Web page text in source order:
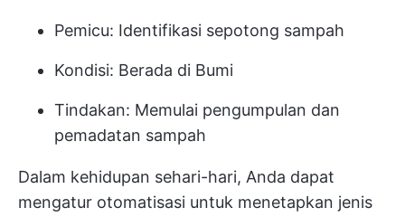
Pemicu: Identifikasi sepotong sampah
Kondisi: Berada di Bumi
Tindakan: Memulai pengumpulan dan
pemadatan sampah
Dalam kehidupan sehari-hari, Anda dapat
mengatur otomatisasi untuk menetapkan jenis